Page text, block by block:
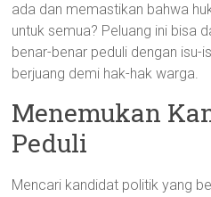
ada dan memastikan bahwa
untuk semua? Peluang ini bisa
benar-benar peduli dengan isu-
berjuang demi hak-hak warga.
Menemukan
Peduli
Mencari kandidat politik yang